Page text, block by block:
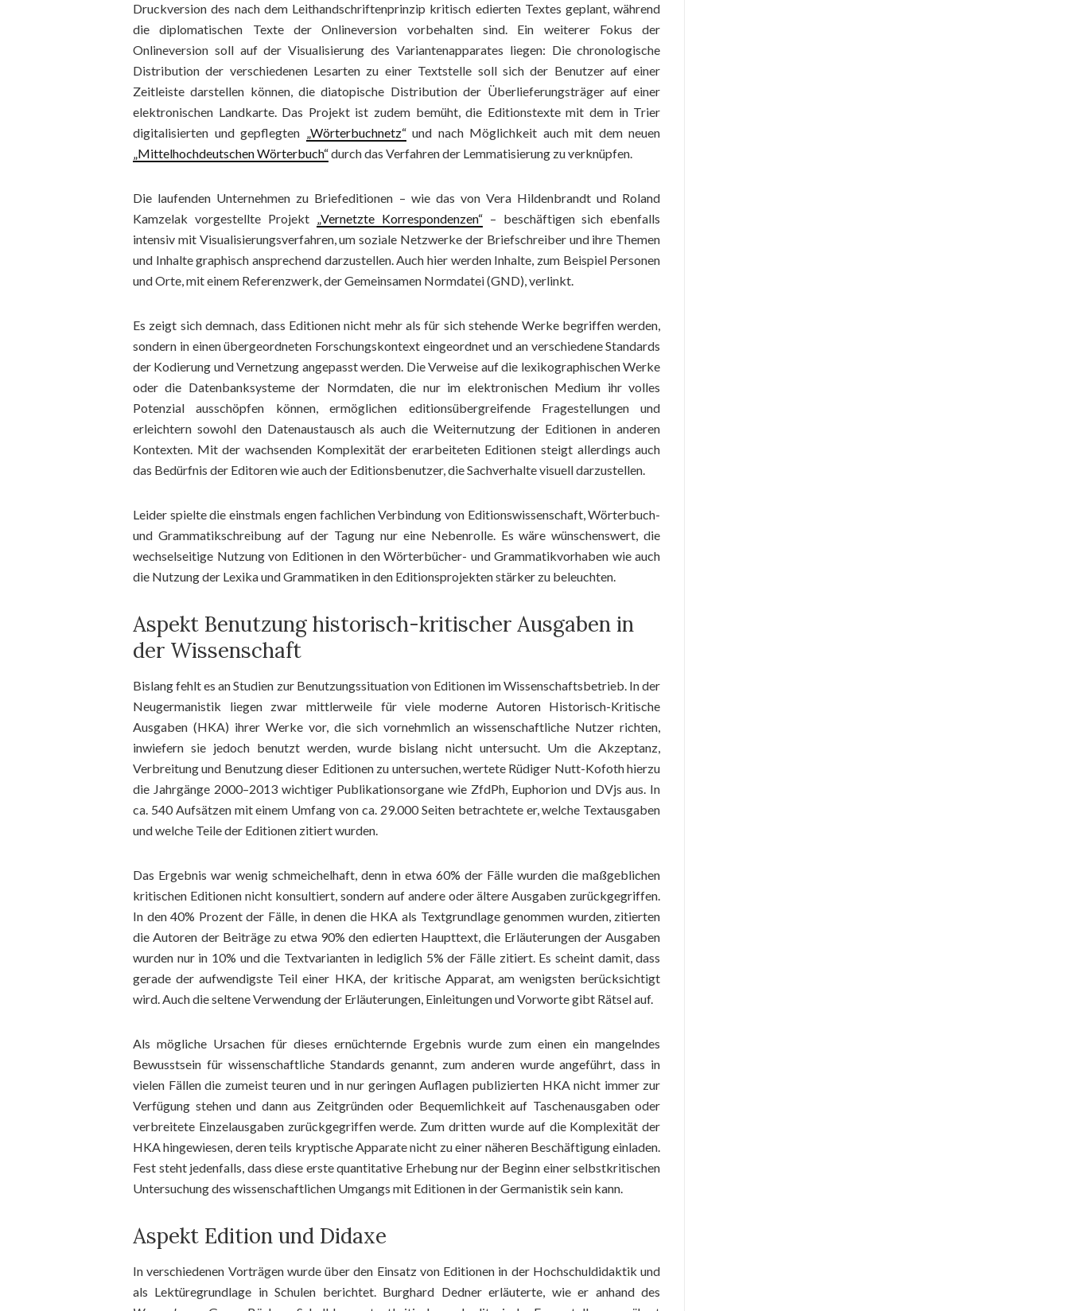
Druckversion des nach dem Leithandschriftenprinzip kritisch edierten Textes geplant, während
die diplomatischen Texte der Onlineversion vorbehalten sind. Ein weiterer Fokus der
Onlineversion soll auf der Visualisierung des Variantenapparates liegen: Die chronologische
Distribution der verschiedenen Lesarten zu einer Textstelle soll sich der Benutzer auf einer
Zeitleiste darstellen können, die diatopische Distribution der Überlieferungsträger auf einer
elektronischen Landkarte. Das Projekt ist zudem bemüht, die Editionstexte mit dem in Trier
digitalisierten und gepflegten „Wörterbuchnetz“und nach Möglichkeit auch mit dem neuen
„Mittelhochdeutschen Wörterbuch“durch das Verfahren der Lemmatisierung zu verknüpfen.
Die laufenden Unternehmen zu Briefeditionen – wie das von Vera Hildenbrandt und Roland
Kamzelak vorgestellte Projekt „Vernetzte Korrespondenzen“– beschäftigen sich ebenfalls
intensiv mit Visualisierungsverfahren, um soziale Netzwerke der Briefschreiber und ihre Themen
und Inhalte graphisch ansprechend darzustellen. Auch hier werden Inhalte, zum Beispiel Personen
und Orte, mit einem Referenzwerk, der Gemeinsamen Normdatei (GND), verlinkt.
Es zeigt sich demnach, dass Editionen nicht mehr als für sich stehende Werke begriffen werden,
sondern in einen übergeordneten Forschungskontext eingeordnet und an verschiedene Standards
der Kodierung und Vernetzung angepasst werden. Die Verweise auf die lexikographischen Werke
oder die Datenbanksysteme der Normdaten, die nur im elektronischen Medium ihr volles
Potenzial ausschöpfen können, ermöglichen editionsübergreifende Fragestellungen und
erleichtern sowohl den Datenaustausch als auch die Weiternutzung der Editionen in anderen
Kontexten. Mit der wachsenden Komplexität der erarbeiteten Editionen steigt allerdings auch
das Bedürfnis der Editoren wie auch der Editionsbenutzer, die Sachverhalte visuell darzustellen.
Leider spielte die einstmals engen fachlichen Verbindung von Editionswissenschaft, Wörterbuch-
und Grammatikschreibung auf der Tagung nur eine Nebenrolle. Es wäre wünschenswert, die
wechselseitige Nutzung von Editionen in den Wörterbücher- und Grammatikvorhaben wie auch
die Nutzung der Lexika und Grammatiken in den Editionsprojekten stärker zu beleuchten.
Aspekt Benutzung historisch-kritischer Ausgaben in
der Wissenschaft
Bislang fehlt es an Studien zur Benutzungssituation von Editionen im Wissenschaftsbetrieb. In der
Neugermanistik liegen zwar mittlerweile für viele moderne Autoren Historisch-Kritische
Ausgaben (HKA) ihrer Werke vor, die sich vornehmlich an wissenschaftliche Nutzer richten,
inwiefern sie jedoch benutzt werden, wurde bislang nicht untersucht. Um die Akzeptanz,
Verbreitung und Benutzung dieser Editionen zu untersuchen, wertete Rüdiger Nutt-Kofoth hierzu
die Jahrgänge 2000–2013 wichtiger Publikationsorgane wie ZfdPh, Euphorion und DVjs aus. In
ca. 540 Aufsätzen mit einem Umfang von ca. 29.000 Seiten betrachtete er, welche Textausgaben
und welche Teile der Editionen zitiert wurden.
Das Ergebnis war wenig schmeichelhaft, denn in etwa 60% der Fälle wurden die maßgeblichen
kritischen Editionen nicht konsultiert, sondern auf andere oder ältere Ausgaben zurückgegriffen.
In den 40% Prozent der Fälle, in denen die HKA als Textgrundlage genommen wurden, zitierten
die Autoren der Beiträge zu etwa 90% den edierten Haupttext, die Erläuterungen der Ausgaben
wurden nur in 10% und die Textvarianten in lediglich 5% der Fälle zitiert. Es scheint damit, dass
gerade der aufwendigste Teil einer HKA, der kritische Apparat, am wenigsten berücksichtigt
wird. Auch die seltene Verwendung der Erläuterungen, Einleitungen und Vorworte gibt Rätsel auf.
Als mögliche Ursachen für dieses ernüchternde Ergebnis wurde zum einen ein mangelndes
Bewusstsein für wissenschaftliche Standards genannt, zum anderen wurde angeführt, dass in
vielen Fällen die zumeist teuren und in nur geringen Auflagen publizierten HKA nicht immer zur
Verfügung stehen und dann aus Zeitgründen oder Bequemlichkeit auf Taschenausgaben oder
verbreitete Einzelausgaben zurückgegriffen werde. Zum dritten wurde auf die Komplexität der
HKA hingewiesen, deren teils kryptische Apparate nicht zu einer näheren Beschäftigung einladen.
Fest steht jedenfalls, dass diese erste quantitative Erhebung nur der Beginn einer selbstkritischen
Untersuchung des wissenschaftlichen Umgangs mit Editionen in der Germanistik sein kann.
Aspekt Edition und Didaxe
In verschiedenen Vorträgen wurde über den Einsatz von Editionen in der Hochschuldidaktik und
als Lektüregrundlage in Schulen berichtet. Burghard Dedner erläuterte, wie er anhand des